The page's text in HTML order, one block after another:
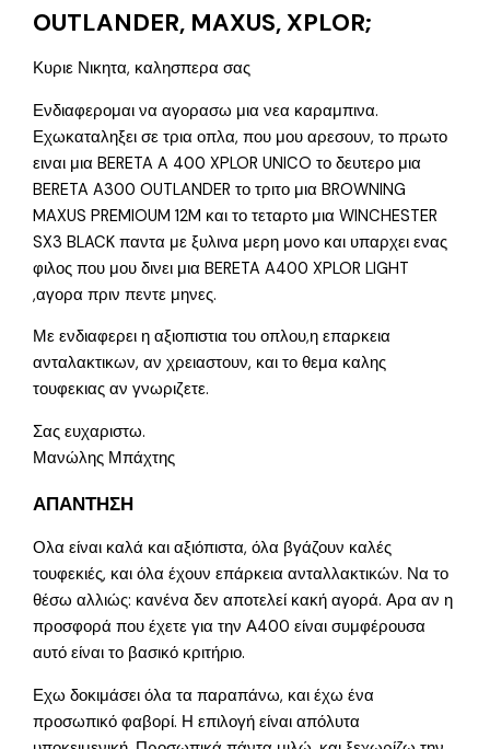
OUTLANDER, MAXUS, XPLOR;
Κυριε Νικητα, καλησπερα σας
Ενδιαφερομαι να αγορασω μια νεα καραμπινα.
Εχωκαταληξει σε τρια οπλα, που μου αρεσουν, το πρωτο
ειναι μια BERETA A 400 XPLOR UNICO το δευτερο μια
BERETA A300 OUTLANDER το τριτο μια BROWNING
MAXUS PREMIOUM 12M και το τεταρτο μια WINCHESTER
SX3 BLACK παντα με ξυλινα μερη μονο και υπαρχει ενας
φιλος που μου δινει μια BERETA A400 XPLOR LIGHT
,αγορα πριν πεντε μηνες.
Με ενδιαφερει η αξιοπιστια του οπλου,η επαρκεια
ανταλακτικων, αν χρειαστουν, και το θεμα καλης
τουφεκιας αν γνωριζετε.
Σας ευχαριστω.
Μανώλης Μπάχτης
ΑΠΑΝΤΗΣΗ
Ολα είναι καλά και αξιόπιστα, όλα βγάζουν καλές
τουφεκιές, και όλα έχουν επάρκεια ανταλλακτικών. Να το
θέσω αλλιώς: κανένα δεν αποτελεί κακή αγορά. Αρα αν η
προσφορά που έχετε για την Α400 είναι συμφέρουσα
αυτό είναι το βασικό κριτήριο.
Εχω δοκιμάσει όλα τα παραπάνω, και έχω ένα
προσωπικό φαβορί. Η επιλογή είναι απόλυτα